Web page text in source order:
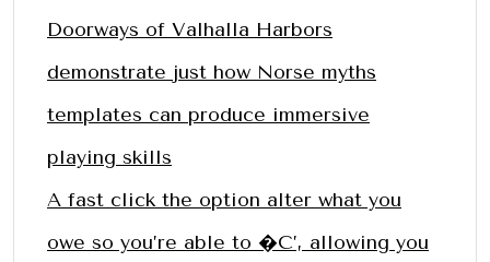
Doorways of Valhalla Harbors
demonstrate just how Norse myths
templates can produce immersive
playing skills
A fast click the option alter what you
owe so you’re able to �C’, allowing you